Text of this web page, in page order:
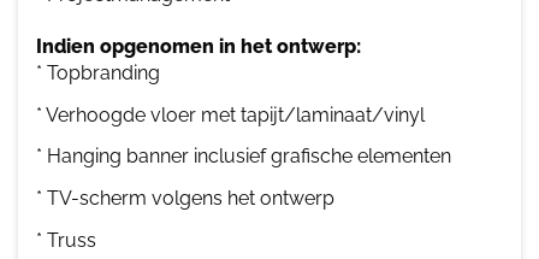
Indien opgenomen in het ontwerp:
* Topbranding
* Verhoogde vloer met tapijt/laminaat/vinyl
* Hanging banner inclusief grafische elementen
* TV-scherm volgens het ontwerp
* Truss